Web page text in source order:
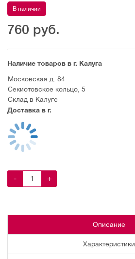
В наличии
760 руб.
Наличие товаров в г. Калуга
Московская д. 84
Секиотовское кольцо, 5
Склад в Калуге
Доставка в г.
- +
Описание
Характеристики